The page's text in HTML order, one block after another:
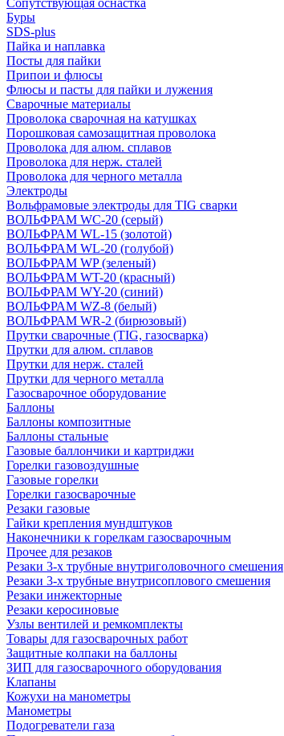
Сопутствующая оснастка
Буры
SDS-plus
Пайка и наплавка
Посты для пайки
Припои и флюсы
Флюсы и пасты для пайки и лужения
Сварочные материалы
Проволока сварочная на катушках
Порошковая самозащитная проволока
Проволока для алюм. сплавов
Проволока для нерж. сталей
Проволока для черного металла
Электроды
Вольфрамовые электроды для TIG сварки
ВОЛЬФРАМ WC-20 (серый)
ВОЛЬФРАМ WL-15 (золотой)
ВОЛЬФРАМ WL-20 (голубой)
ВОЛЬФРАМ WP (зеленый)
ВОЛЬФРАМ WT-20 (красный)
ВОЛЬФРАМ WY-20 (синий)
ВОЛЬФРАМ WZ-8 (белый)
ВОЛЬФРАМ WR-2 (бирюзовый)
Прутки сварочные (TIG, газосварка)
Прутки для алюм. сплавов
Прутки для нерж. сталей
Прутки для черного металла
Газосварочное оборудование
Баллоны
Баллоны композитные
Баллоны стальные
Газовые баллончики и картриджи
Горелки газовоздушные
Газовые горелки
Горелки газосварочные
Резаки газовые
Гайки крепления мундштуков
Наконечники к горелкам газосварочным
Прочее для резаков
Резаки 3-х трубные внутриголовочного смешения
Резаки 3-х трубные внутрисоплового смешения
Резаки инжекторные
Резаки керосиновые
Узлы вентилей и ремкомплекты
Товары для газосварочных работ
Защитные колпаки на баллоны
ЗИП для газосварочного оборудования
Клапаны
Кожухи на манометры
Манометры
Подогреватели газа